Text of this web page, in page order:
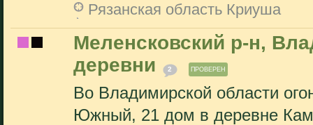
Рязанская область Криуша
Меленсковский р-н,
деревни
2 ПРОВЕРЕН
Во Владимирской области
Южный, 21 дом в деревне